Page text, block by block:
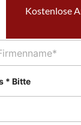
Kostenlose
* Bitte